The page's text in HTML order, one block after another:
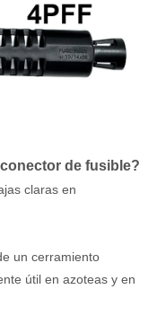
de fusible?
claras en
un cerramiento
útil en azoteas y en